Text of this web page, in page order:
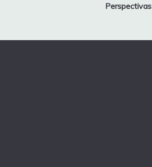
Perspectivas